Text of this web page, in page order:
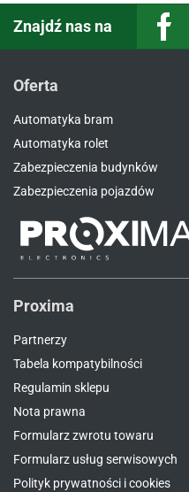
Znajdź nas na
Oferta
Automatyka bram
Automatyka rolet
Zabezpieczenia budynków
Zabezpieczenia pojazdów
Proxima
Partnerzy
Tabela kompatybilności
Regulamin sklepu
Nota prawna
Formularz zwrotu towaru
Formularz usług serwisowych
Polityk prywatności i cookies